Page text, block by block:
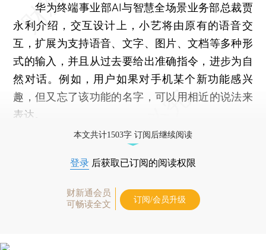
华为终端事业部AI与智慧全场景业务部总裁贾
永利介绍，交互设计上，小艺将由原有的语音交
互，扩展为支持语音、文字、图片、文档等多种形
式的输入，并且从过去要给出准确指令，进步为自
然对话。例如，用户如果对手机某个新功能感兴
趣，但又忘了该功能的名字，可以用相近的说法来
表达。
本文共计1503字 订阅后继续阅读
登录 后获取已订阅的阅读权限
财新通会员
可畅读全文
订阅/会员升级